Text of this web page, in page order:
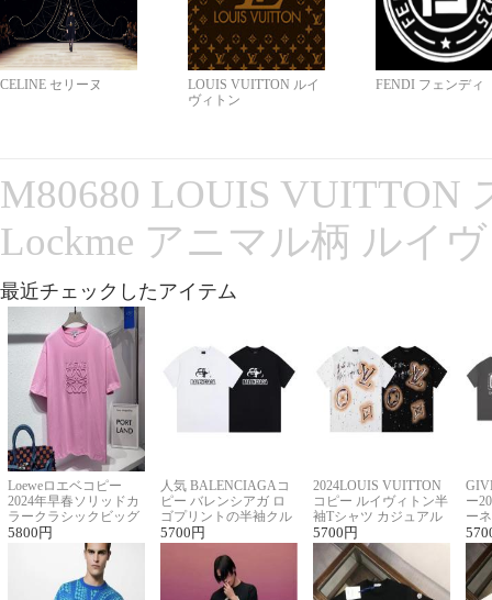
CELINE セリーヌ
LOUIS VUITTON ルイ
ヴィトン
FENDI フェンディ
M80680 LOUIS VUITTON
Lockme アニマル柄 ルイ
最近チェックしたアイテム
Loeweロエベコピー
2024年早春ソリッドカ
ラークラシックビッグ
ロゴ刺繍Tシャツ
5800 円
人気 BALENCIAGAコ
ピー バレンシアガ ロ
ゴプリントの半袖クル
ーネックTシャツ
5700 円
2024LOUIS VUITTON
コピー ルイヴィトン半
袖Tシャツ カジュアル
に馴染む 2色展開
5700 円
ー
ー
ー